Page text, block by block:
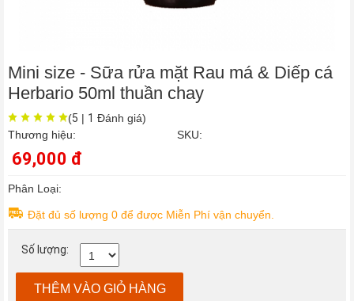
› Chăm
Sóc
Cơ
Chăm
sóc
da
mặt
›
Thực
phẩm
chức
năng
Thực
phẩm
Mini size - Sữa rửa mặt Rau má & Diếp cá
Herbario 50ml thuần chay
(5 | 1 Đánh giá)
Thương hiệu:
SKU:
69,000 đ
Phân Loại:
Đặt đủ số lượng 0 để được Miễn Phí vận chuyển.
Số lượng:
THÊM VÀO GIỎ HÀNG